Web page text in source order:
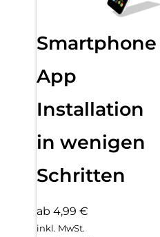
Smartphone
App
Installation
in wenigen
Schritten
ab 4,99 €
inkl. MwSt.